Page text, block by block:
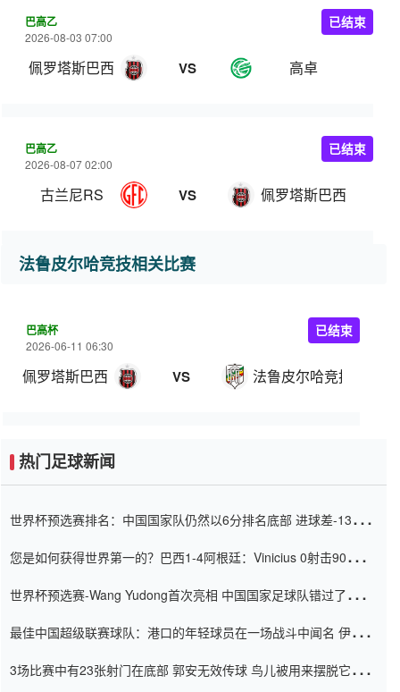
巴高乙
2026-08-03 07:00
佩罗塔斯巴西 VS 高卓
已结束
巴高乙
2026-08-07 02:00
古兰尼RS VS 佩罗塔斯巴西
已结束
法鲁皮尔哈竞技相关比赛
巴高杯
2026-06-11 06:30
佩罗塔斯巴西 VS 法鲁皮尔哈竞技
已结束
热门足球新闻
世界杯预选赛排名：中国国家队仍然以6分排名底部 进球差-13令人
您是如何获得世界第一的？巴西1-4阿根廷：Vinicius 0射击90分钟
世界杯预选赛-Wang Yudong首次亮相 中国国家足球队错过了世界
最佳中国超级联赛球队：港口的年轻球员在一场战斗中闻名 伊万放
3场比赛中有23张射门在底部 郭安无效传球 鸟儿被用来摆脱它